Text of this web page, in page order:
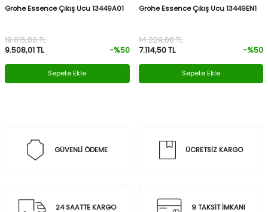
Grohe Essence Çıkış Ucu 13449A01
9.508,01TL
19.016,00TL
-%50
Sepete Ekle
Grohe Essence Çıkış Ucu 13449EN1
7.114,50TL
14.229,00TL
-%50
Sepete Ekle
GÜVENLİ ÖDEME ÜCRETSİZ KARGO
24 SAATTE KARGO 9 TAKSİT İMKANI